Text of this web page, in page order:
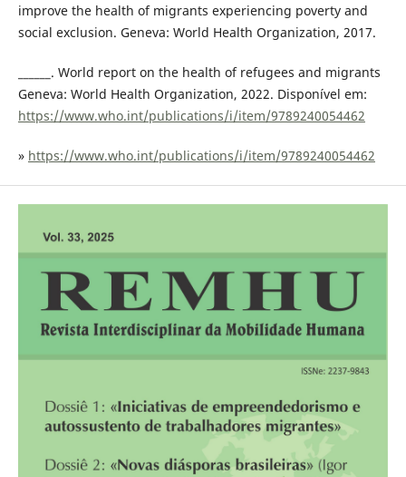
improve the health of migrants experiencing poverty and
social exclusion. Geneva: World Health Organization, 2017.
______. World report on the health of refugees and migrants
Geneva: World Health Organization, 2022. Disponível em:
https://www.who.int/publications/i/item/9789240054462
» https://www.who.int/publications/i/item/9789240054462